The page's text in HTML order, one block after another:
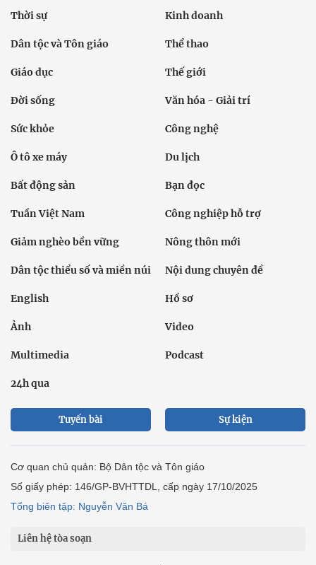
Thời sự Kinh doanh
Dân tộc và Tôn giáo Thể thao
Giáo dục Thế giới
Đời sống Văn hóa - Giải trí
Sức khỏe Công nghệ
Ô tô xe máy Du lịch
Bất động sản Bạn đọc
Tuần Việt Nam Công nghiệp hỗ trợ
Giảm nghèo bền vững Nông thôn mới
Dân tộc thiểu số và miền núi Nội dung chuyên đề
English Hồ sơ
Ảnh Video
Multimedia Podcast
24h qua
Tuyến bài Sự kiện
Cơ quan chủ quản: Bộ Dân tộc và Tôn giáo
Số giấy phép: 146/GP-BVHTTDL, cấp ngày 17/10/2025
Tổng biên tập: Nguyễn Văn Bá
Liên hệ tòa soạn